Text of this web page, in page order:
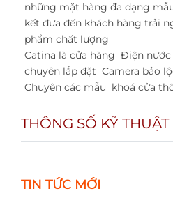
những mặt hàng đa dạng
kết đưa đến khách hàng trải
phẩm chất lượng
Catina là cửa hàng Điện nước
chuyên lắp đặt Camera bảo
Chuyên các mẫu khoá cửa
THÔNG SỐ KỸ THUẬT
TIN TỨC MỚI